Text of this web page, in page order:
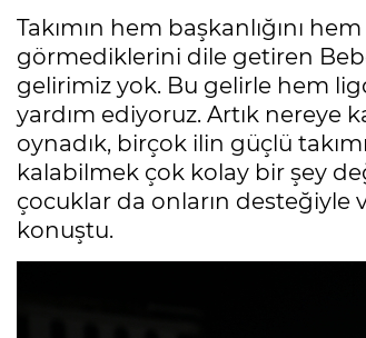
Takımın hem başkanlığını
görmediklerini dile getiren
gelirimiz yok. Bu gelirle hem
yardım ediyoruz. Artık nereye
oynadık, birçok ilin güçlü
kalabilmek çok kolay bir şey
çocuklar da onların desteğiyle
konuştu.